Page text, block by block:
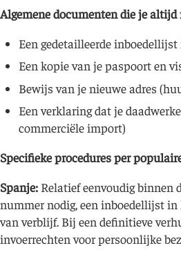
Algemene documenten die je altijd
Een gedetailleerde
Een kopie van je paspoort en
Bewijs van je nieuwe adres
Een verklaring dat je
commerciële import)
Specifieke procedures per
Spanje: Relatief eenvoudig binnen
nummer nodig, een inboedellijst in
van verblijf. Bij een definitieve
invoerrechten voor persoonlijke